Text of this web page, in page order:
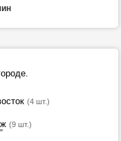
(4 шт.)
(9 шт.)